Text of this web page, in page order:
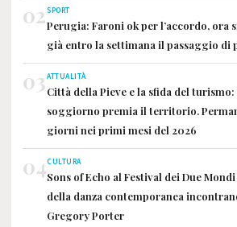
02SPORT
Perugia: Faroni ok per l’accordo, ora
già entro la settimana il passaggio di
03ATTUALITÀ
Città della Pieve e la sfida del
soggiorno premia il territorio.
giorni nei primi mesi del 2026
04CULTURA
Sons of Echo al Festival dei Due
della danza contemporanea
Gregory Porter